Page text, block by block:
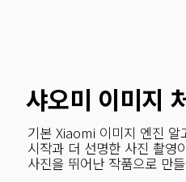
샤오미 이미지
기본 Xiaomi 이미지 엔진 알
시작과 더 선명한 사진 촬영
사진을 뛰어난 작품으로 만